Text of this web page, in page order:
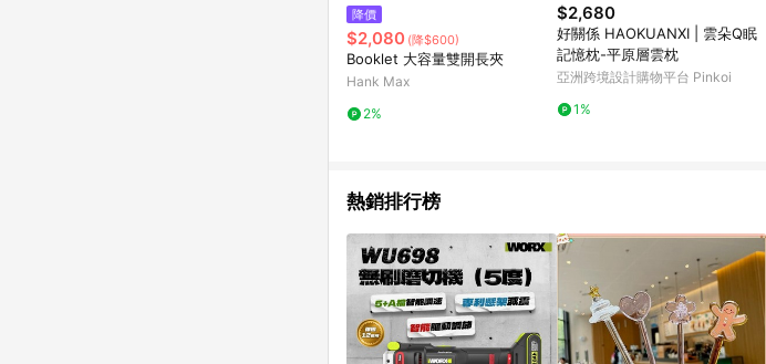
降價
$2,080 (降$600)
Booklet 大容量雙開長夾
Hank Max
2%
$2,680
好關係 HAOKUANXI | 雲朵Q眠
記憶枕-平原層雲枕
亞洲跨境設計購物平台 Pinkoi
1%
熱銷排行榜